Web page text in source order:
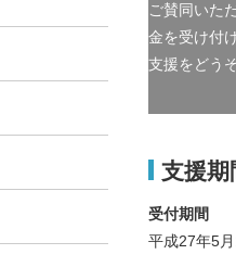
ご賛同いた
金を受け付
支援をどう
支援期
受付期間
平成27年5